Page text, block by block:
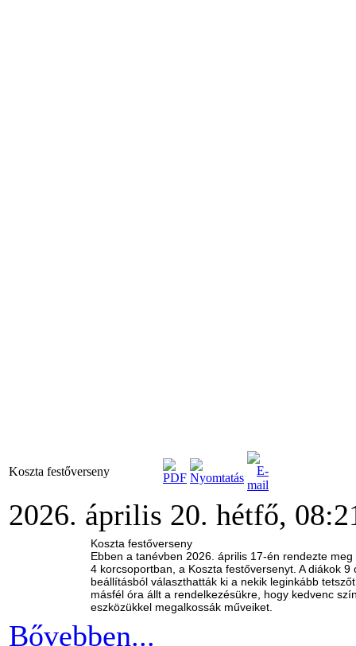
Koszta festőverseny
2026. április 20. hétfő,
Koszta festőverseny
Ebben a tanévben 2026. április 17-én rendezte meg
4 korcsoportban, a Koszta festőversenyt. A diákok 9
beállításból választhatták ki a nekik leginkább
másfél óra állt a rendelkezésükre, hogy kedvenc
eszközükkel megalkossák műveiket.
Bővebben...